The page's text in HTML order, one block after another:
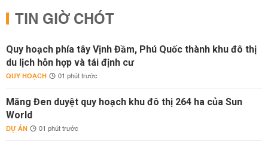
TIN GIỜ CHÓT
Quy hoạch phía tây Vịnh Đầm, Phú Quốc thành khu đô thị
du lịch hỗn hợp và tái định cư
QUY HOẠCH 01 phút trước
Măng Đen duyệt quy hoạch khu đô thị 264 ha của Sun
World
DỰ ÁN 01 phút trước